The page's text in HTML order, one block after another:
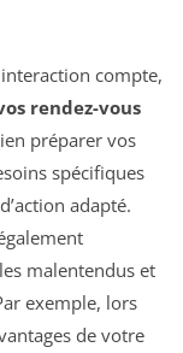
compte,
rendez-vous
préparer vos
spécifiques
adapté.
malentendus et
exemple, lors
de votre